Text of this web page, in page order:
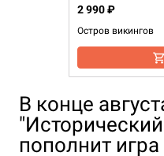
Остров викингов
2 990 ₽
В конце
пополнит